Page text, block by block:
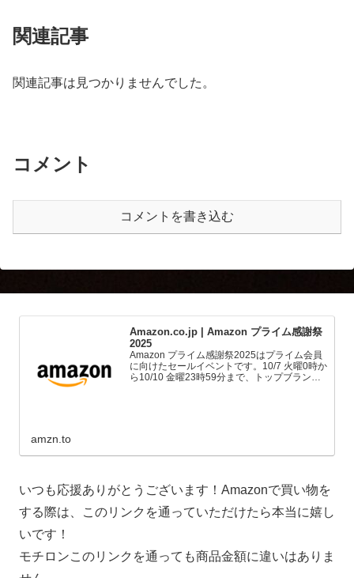
関連記事
関連記事は見つかりませんでした。
コメント
コメントを書き込む
Amazon.co.jp | Amazon プライム感謝祭
2025
Amazon プライム感謝祭2025はプライム会員
に向けたセールイベントです。10/7 火曜0時か
ら10/10 金曜23時59分まで、トップブランド
amzn.to
いつも応援ありがとうございます！Amazonで買い物を
する際は、このリンクを通っていただけたら本当に嬉し
いです！
モチロンこのリンクを通っても商品金額に違いはありま